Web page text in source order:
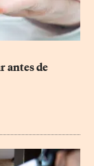
antes de